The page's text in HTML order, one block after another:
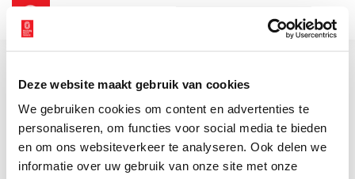
Deze website maakt gebruik van cookies
We gebruiken cookies om content en advertenties te
personaliseren, om functies voor social media te bieden
en om ons websiteverkeer te analyseren. Ook delen we
informatie over uw gebruik van onze site met onze